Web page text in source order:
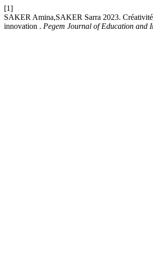
[1]
SAKER Amina,SAKER Sarra 2023. Créativité
innovation . Pegem Journal of Education and